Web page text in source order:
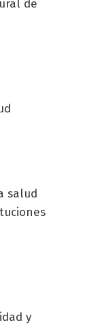
de
salud
y